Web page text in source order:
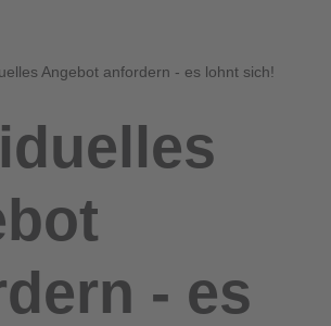
Angebot anfordern - es lohnt sich!
- es